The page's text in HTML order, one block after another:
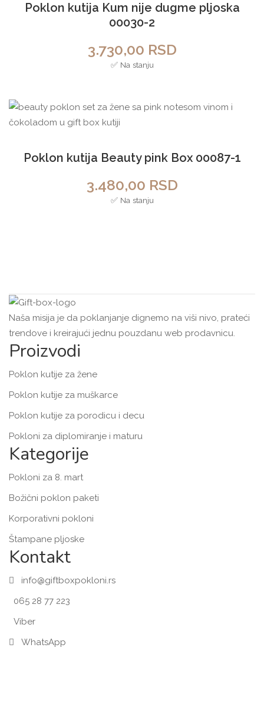
Poklon kutija Kum nije dugme pljoska
00030-2
3.730,00 RSD
✅ Na stanju
Poklon kutija Beauty pink Box 00087-1
3.480,00 RSD
✅ Na stanju
Naša misija je da poklanjanje dignemo na viši nivo, prateći
trendove i kreirajući jednu pouzdanu web prodavnicu.
Proizvodi
Poklon kutije za žene
Poklon kutije za muškarce
Poklon kutije za porodicu i decu
Pokloni za diplomiranje i maturu
Kategorije
Pokloni za 8. mart
Božični poklon paketi
Korporativni pokloni
Štampane pljoske
Kontakt
info@giftboxpokloni.rs
065 28 77 223
Viber
WhatsApp